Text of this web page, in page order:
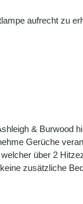
aufrecht zu
& Burwood
Gerüche
über 2
zusätzliche